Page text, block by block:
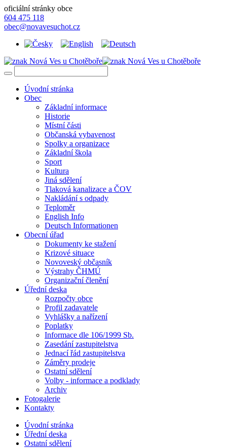
oficiální stránky obce
604 475 118
obec@novavesuchot.cz
Úvodní stránka
Obec
Základní informace
Historie
Místní části
Občanská vybavenost
Spolky a organizace
Základní škola
Sport
Kultura
Jiná sdělení
Tlaková kanalizace a ČOV
Nakládání s odpady
Teploměr
English Info
Deutsch Informationen
Obecní úřad
Dokumenty ke stažení
Krizové situace
Novoveský občasník
Výstrahy ČHMÚ
Organizační členění
Úřední deska
Rozpočty obce
Profil zadavatele
Vyhlášky a nařízení
Poplatky
Informace dle 106/1999 Sb.
Zasedání zastupitelstva
Jednací řád zastupitelstva
Záměry prodeje
Ostatní sdělení
Volby - informace a podklady
Archiv
Fotogalerie
Kontakty
Úvodní stránka
Úřední deska
Ostatní sdělení